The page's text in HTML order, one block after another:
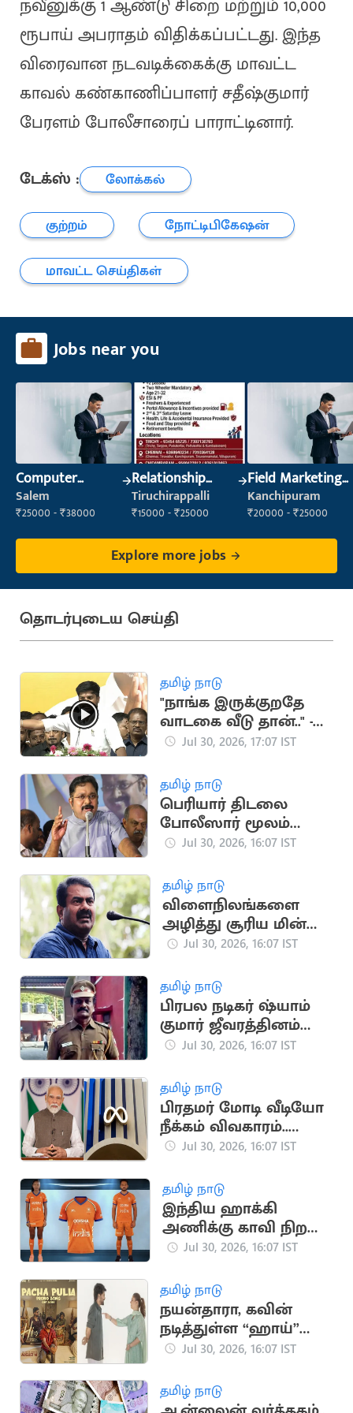
நவீனுக்கு 1 ஆண்டு சிறை மற்றும் 10,000
ரூபாய் அபராதம் விதிக்கப்பட்டது. இந்த
விரைவான நடவடிக்கைக்கு மாவட்ட
காவல் கண்காணிப்பாளர் சதீஷ்குமார்
பேரளம் போலீசாரைப் பாராட்டினார்.
டேக்ஸ் :
லோக்கல்
குற்றம்
நோட்டிபிகேஷன்
மாவட்ட செய்திகள்
Jobs near you
Computer
Operator
Salem
₹25000 - ₹38000
Relationship
Manager
Tiruchirappalli
₹15000 - ₹25000
Field Marketing
Executive
Kanchipuram
₹20000 - ₹25000
Explore more jobs
தொடர்புடைய செய்தி
தமிழ் நாடு
"நாங்க இருக்குறதே
வாடகை வீடு தான்.." -
அமைச்சர் ரமேஷ்
Jul 30, 2026, 17:07 IST
தமிழ் நாடு
பெரியார் திடலை
போலீஸார் மூலம்
முடக்குவதா? - டிடிவி
Jul 30, 2026, 16:07 IST
தமிழ் நாடு
விளைநிலங்களை
அழித்து சூரிய மின்
உற்பத்தி.. சீமான்
Jul 30, 2026, 16:07 IST
தமிழ் நாடு
பிரபல நடிகர் ஷ்யாம்
குமார் ஜீவரத்தினம்
காலமானார்
Jul 30, 2026, 16:07 IST
தமிழ் நாடு
பிரதமர் மோடி வீடியோ
நீக்கம் விவகாரம்..
மெட்டாவுக்கு மீண்டும்
Jul 30, 2026, 16:07 IST
தமிழ் நாடு
இந்திய ஹாக்கி
அணிக்கு காவி நிற
ஜெர்சி
Jul 30, 2026, 16:07 IST
தமிழ் நாடு
நயன்தாரா, கவின்
நடித்துள்ள “ஹாய்”
படத்தின் 3வது
வெளியீடு
Jul 30, 2026, 16:07 IST
தமிழ் நாடு